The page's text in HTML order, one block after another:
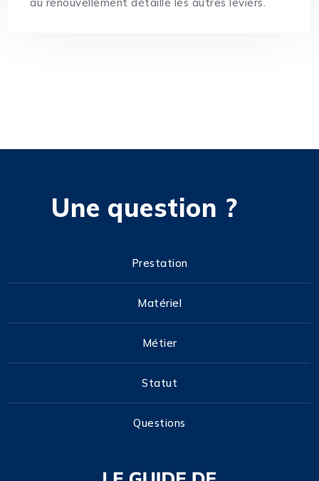
Une question ?
Prestation
Matériel
Métier
Statut
Questions